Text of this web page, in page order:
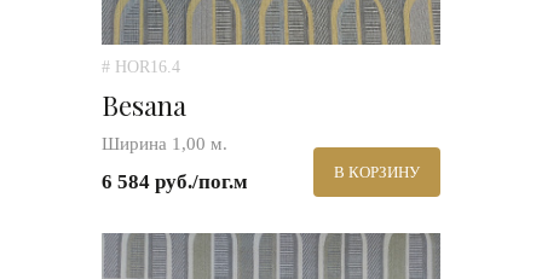
# HOR16.4
Besana
Ширина 1,00 м.
6 584 руб./пог.м В КОРЗИНУ